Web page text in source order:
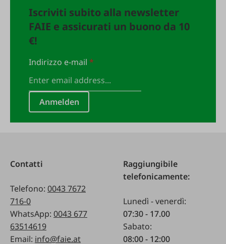
Iscriviti subito alla newsletter
FAIE e assicurati un buono da 10
€!
Indirizzo e-mail*
Anmelden
Contatti
Telefono: 0043 7672
716-0
WhatsApp: 0043 677
63514619
Email: info@faie.at
Raggiungibile
telefonicamente:
Lunedì - venerdì:
07:30 - 17.00
Sabato:
08:00 - 12:00